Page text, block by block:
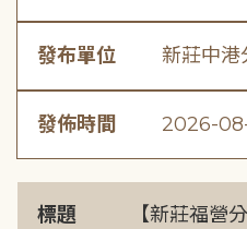
發布單位 新莊中港
發佈時間 2026-
標題
【新莊福營